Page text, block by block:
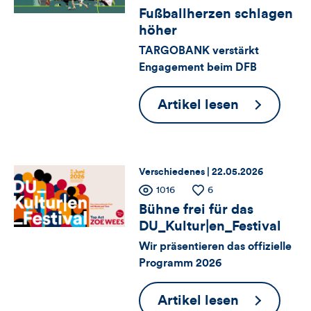
für
Views,
Likes
und
dieses
Artikels
Views
Likes
Kommentare
Fußballherzen schlagen
höher
TARGOBANK verstärkt
Engagement beim DFB
Artikel lesen
schlagen
Thema:
Verschiedenes | Datum:
22.05.2026
Zähler
für
Views,
Likes
Anzahl
der
Views
1016
Anzahl
der
Likes
6
Bühne frei für das
DU_Kultur|en_Festival
Wir präsentieren das offizielle
Programm 2026
Artikel lesen Bühne